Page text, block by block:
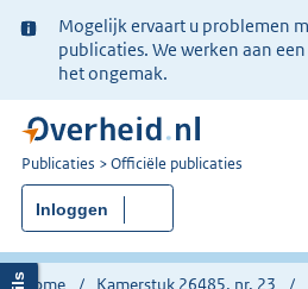
Ter
informatie:
Mogelijk ervaart u problemen
publicaties. We werken aan
het ongemak.
U
bent
nu
hier:
Publicaties Officiële publicaties
Inloggen
Home Kamerstuk 26485, nr. 23